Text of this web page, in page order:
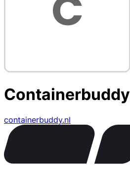
Containerbuddy
containerbuddy.nl